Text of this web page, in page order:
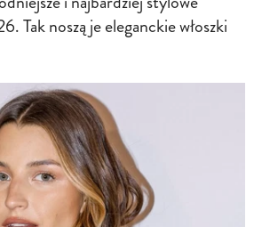
Tak noszą je eleganckie włoszki